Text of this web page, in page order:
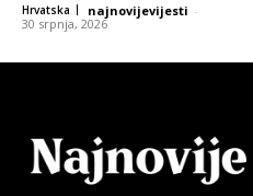
Hrvatska najnovijevijesti -
30 srpnja, 2026